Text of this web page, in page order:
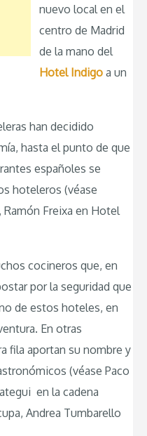
nuevo local en el
centro de Madrid
de la mano del
Hotel Indigo a un
han decidido
hasta el punto de que
españoles se
hoteleros (véase
Freixa en Hotel
cocineros que, en
por la seguridad que
de estos hoteles, en
En otras
fila aportan su nombre y
(véase Paco
en la cadena
Andrea Tumbarello